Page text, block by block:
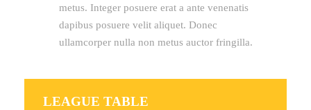
metus. Integer posuere erat a ante venenatis
dapibus posuere velit aliquet. Donec
ullamcorper nulla non metus auctor fringilla.
LEAGUE TABLE